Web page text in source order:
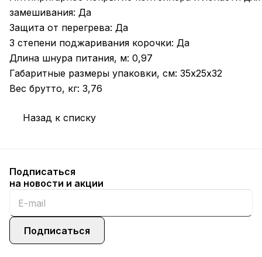
замешивания: Да
Защита от перегрева: Да
3 степени поджаривания корочки: Да
Длина шнура питания, м: 0,97
Габаритные размеры упаковки, см: 35х25х32
Вес брутто, кг: 3,76
Назад к списку
Подписаться
на новости и акции
Подписаться